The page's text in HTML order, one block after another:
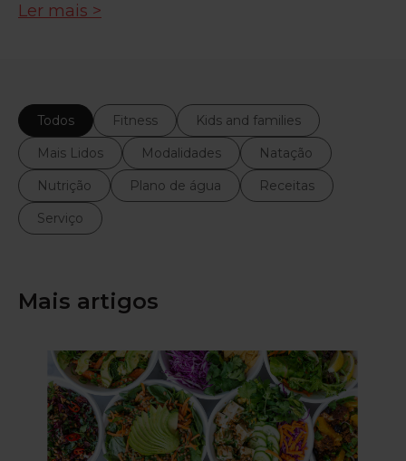
Ler mais >
Todos Fitness
Kids and families
Mais Lidos
Modalidades
Natação
Nutrição
Plano de água
Receitas
Serviço
Mais artigos